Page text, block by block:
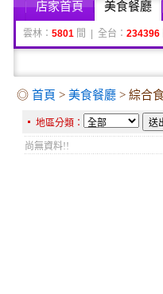
店家首頁 美食餐廳
雲林： 5801 間 | 全台： 234396
◎ 首頁 > 美食餐廳 > 綜合
地區分類：
尚無資料!!